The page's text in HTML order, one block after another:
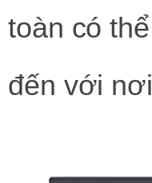
toàn có
đến với